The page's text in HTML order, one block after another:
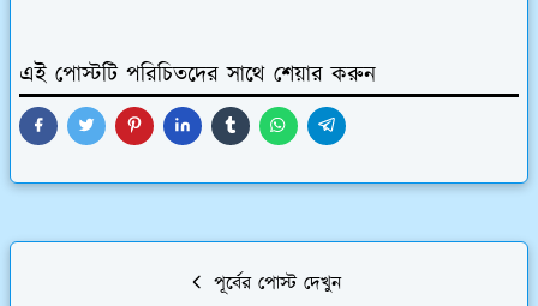
এই পোস্টটি পরিচিতদের সাথে শেয়ার করুন
পূর্বের পোস্ট দেখুন